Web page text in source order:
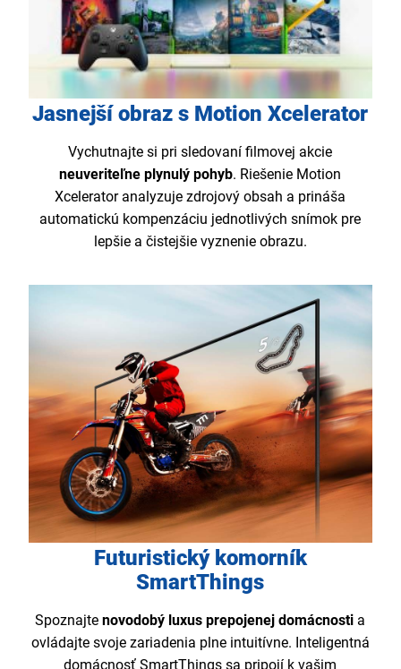
Jasnejší obraz s Motion Xcelerator
Vychutnajte si pri sledovaní filmovej akcie
neuveriteľne plynulý pohyb. Riešenie Motion
Xcelerator analyzuje zdrojový obsah a prináša
automatickú kompenzáciu jednotlivých snímok pre
lepšie a čistejšie vyznenie obrazu.
Futuristický komorník
SmartThings
Spoznajtenovodobý luxus prepojenej domácnosti a
ovládajte svoje zariadenia plne intuitívne. Inteligentná
domácnosť SmartThings sa pripojí k vašim